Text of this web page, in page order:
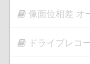
像面位相差 オ
ドライブレコ